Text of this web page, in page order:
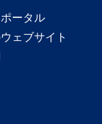
ータル
ェブサイト